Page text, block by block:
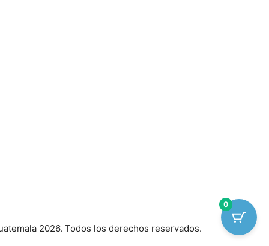
2026. Todos los derechos reservados.
0